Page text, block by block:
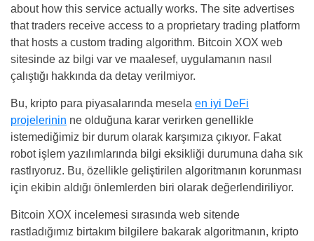
about how this service actually works. The site advertises
that traders receive access to a proprietary trading platform
that hosts a custom trading algorithm. Bitcoin XOX web
sitesinde az bilgi var ve maalesef, uygulamanın nasıl
çalıştığı hakkında da detay verilmiyor.
Bu, kripto para piyasalarında mesela en iyi DeFi
projelerinin ne olduğuna karar verirken genellikle
istemediğimiz bir durum olarak karşımıza çıkıyor. Fakat
robot işlem yazılımlarında bilgi eksikliği durumuna daha sık
rastlıyoruz. Bu, özellikle geliştirilen algoritmanın korunması
için ekibin aldığı önlemlerden biri olarak değerlendiriliyor.
Bitcoin XOX incelemesi sırasında web sitende
rastladığımız birtakım bilgilere bakarak algoritmanın, kripto